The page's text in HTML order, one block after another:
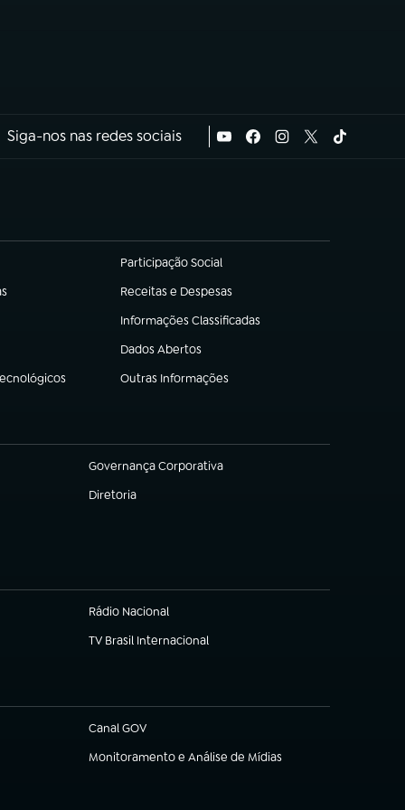
Siga-nos nas redes sociais
Participação Social
(abre em nova aba)
Receitas e Despesas
(abre em nova aba)
Informações Classificadas
(abre em nova aba)
Dados Abertos
(abre em nova aba)
Outras Informações
(abre em nova aba)
Governança Corporativa
(abre em nova aba)
Diretoria
(abre em nova aba)
Rádio Nacional
TV Brasil Internacional
(abre em nova aba)
Canal GOV
(abre em nova aba)
Monitoramento e Análise de Mídias
(abre em nova aba)